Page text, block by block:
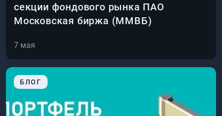
секции фондового рынка ПАО
Московская биржа (ММВБ)
7 мая
БЛОГ